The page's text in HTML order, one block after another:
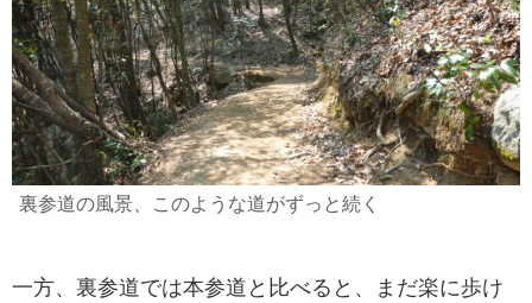
裏参道の風景、このような道がずっと続く
一方、裏参道では本参道と比べると、まだ楽に歩け